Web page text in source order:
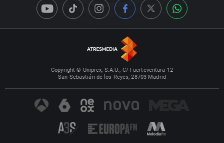
Copyright © Uniprex, S.A.U., C/ Fuerteventura 12
San Sebastián de los Reyes, 28703 Madrid